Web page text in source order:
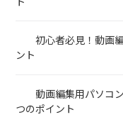
初心者必見！動画
ント
動画編集用パソコ
つのポイント